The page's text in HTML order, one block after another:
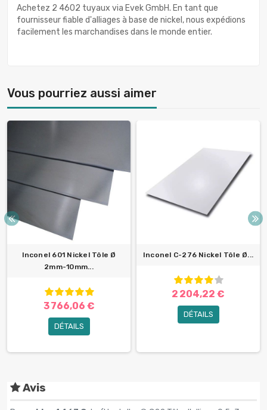
Achetez 2 4602 tuyaux via Evek GmbH. En tant que
fournisseur fiable d'alliages à base de nickel, nous expédions
facilement les marchandises dans le monde entier.
Vous pourriez aussi aimer
Inconel 601 Nickel Tôle Ø
2mm-10mm...
3 766,06 €
DÉTAILS
Inconel C-276 Nickel Tôle Ø...
2 204,22 €
DÉTAILS
Avis